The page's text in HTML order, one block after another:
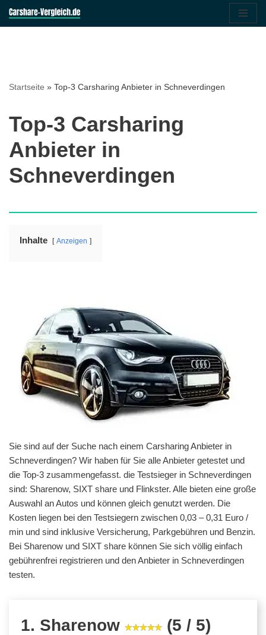
Startseite » Top-3 Carsharing Anbieter in Schneverdingen
Top-3 Carsharing
Anbieter in
Schneverdingen
Inhalte Anzeigen
Sie sind auf der Suche nach einem Carsharing Anbieter in
Schneverdingen? Wir haben für Sie alle Anbieter getestet und
die Top-3 zusammengefasst. die Testsieger in Schneverdingen
sind: Sharenow, SIXT share und Flinkster. Alle bieten eine große
Auswahl an Autos und können gleich genutzt werden. Die
Kosten liegen bei den Testsiegern zwischen 0,03 – 0,31 Euro /
min und sind inklusive Versicherung, Parkgebühren und Benzin.
Bei Sharenow und SIXT share können Sie sich völlig einfach
gebührenfrei registrieren und den Anbieter in Schneverdingen
testen.
1. Sharenow (5 / 5)